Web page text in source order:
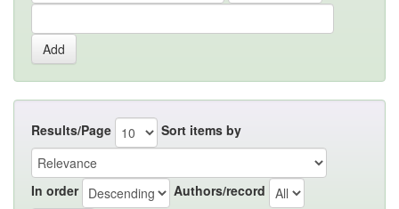
Results/Page Sort items by
In order Authors/record